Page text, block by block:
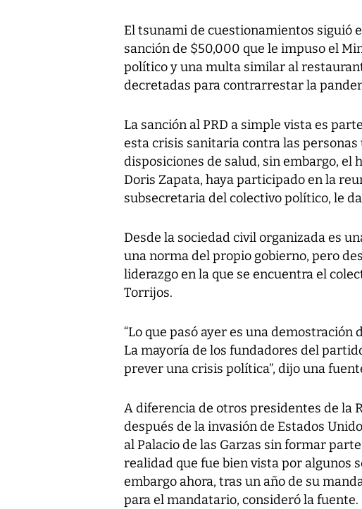
El tsunami de cuestionamientos siguió
sanción de $50,000 que le impuso el
político y una multa similar al
decretadas para contrarrestar la
La sanción al PRD a simple vista es
esta crisis sanitaria contra las personas
disposiciones de salud, sin embargo, el
Doris Zapata, haya participado en la
subsecretaria del colectivo político, le
Desde la sociedad civil organizada es
una norma del propio gobierno, pero
liderazgo en la que se encuentra el
Torrijos.
“Lo que pasó ayer es una
La mayoría de los fundadores del
prever una crisis política”, dijo una
A diferencia de otros presidentes de la
después de la invasión de Estados
al Palacio de las Garzas sin formar
realidad que fue bien vista por algunos
embargo ahora, tras un año de su
para el mandatario, consideró la fuente.